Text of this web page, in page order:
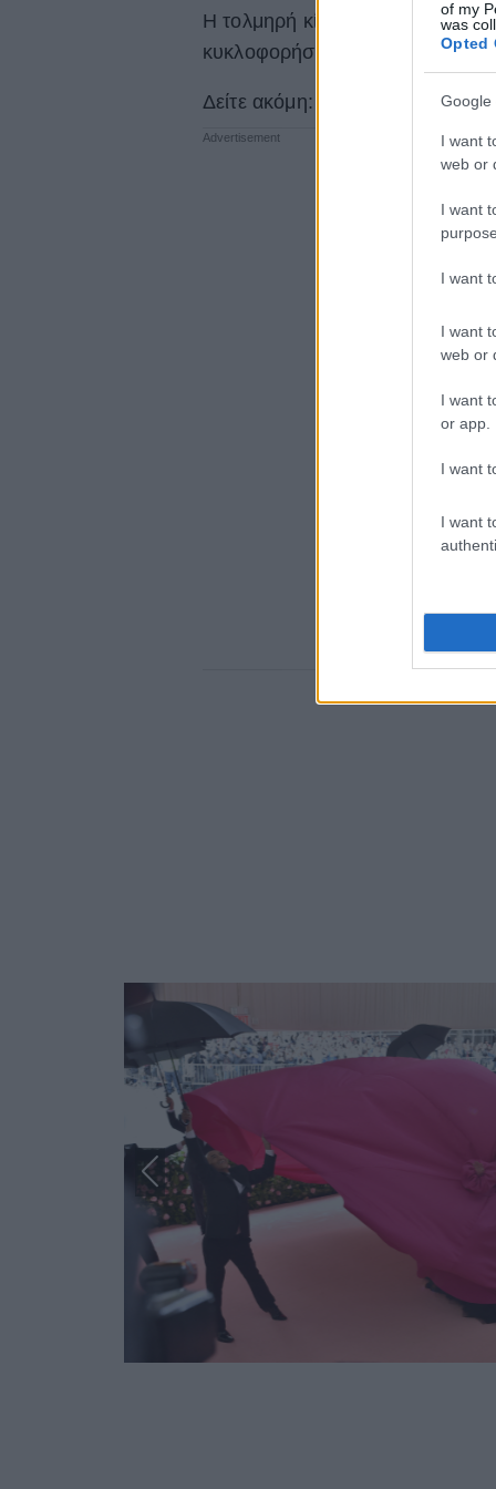
of my
was
Opted
Google
I want
web or
I want
I want
I want
web or
I want
or app.
I want
I want
Η τολμηρή κίνηση ενθουσίασε
κυκλοφορήσει
Δείτε ακόμη: Τα πιο